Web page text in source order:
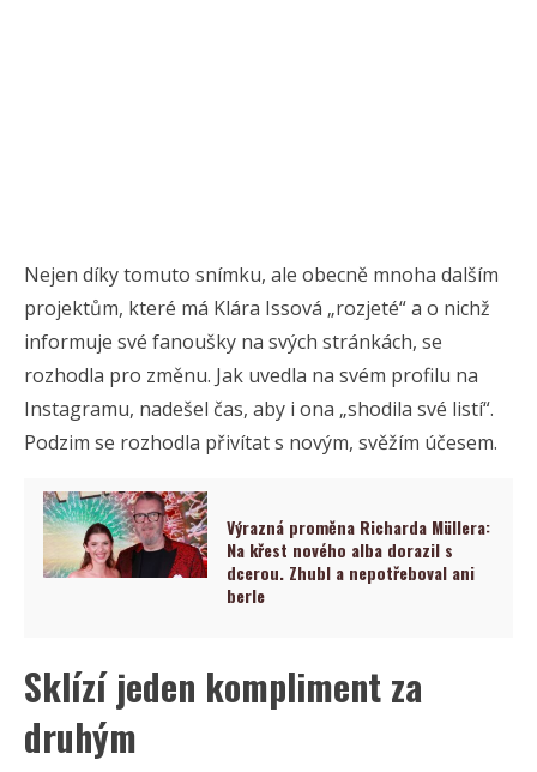
Nejen díky tomuto snímku, ale obecně mnoha dalším
projektům, které má Klára Issová „rozjeté“ a o nichž
informuje své fanoušky na svých stránkách, se
rozhodla pro změnu. Jak uvedla na svém profilu na
Instagramu, nadešel čas, aby i ona „shodila své listí“.
Podzim se rozhodla přivítat s novým, svěžím účesem.
Výrazná proměna Richarda Müllera:
Na křest nového alba dorazil s
dcerou. Zhubl a nepotřeboval ani
berle
Sklízí jeden kompliment za
druhým